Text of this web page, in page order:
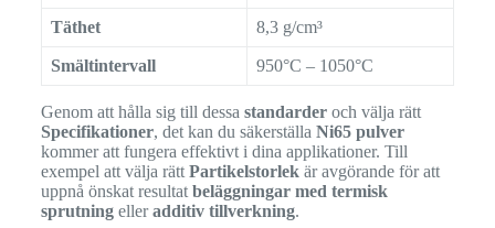
Täthet 8,3 g/cm³
Smältintervall 950°C – 1050°C
Genom att hålla sig till dessa standarderoch välja rätt
Specifikationer, det kan du säkerställa Ni65 pulver
kommer att fungera effektivt i dina applikationer. Till
exempel att välja rättPartikelstorlekär avgörande för att
uppnå önskat resultatbeläggningar med termisk
sprutningelleradditiv tillverkning.